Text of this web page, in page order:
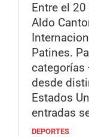
Entre el
Aldo
Patines.
categorías
desde
Estados
entradas
DEPORTES